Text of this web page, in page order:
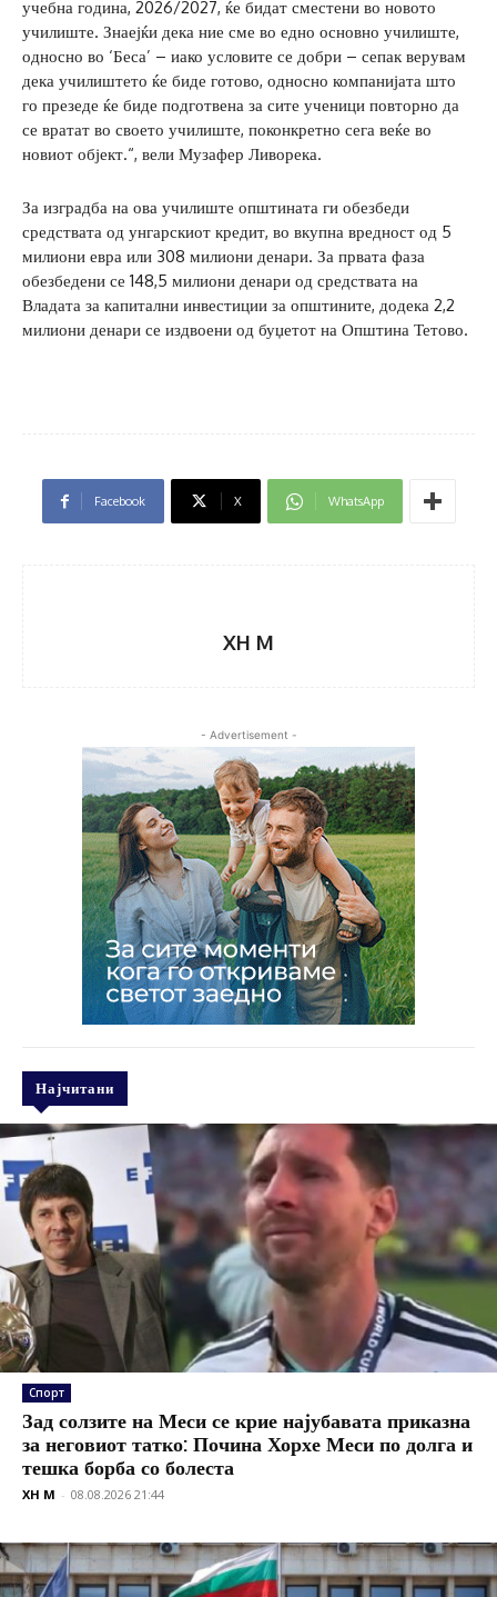
учебна година, 2026/2027, ќе бидат сместени во новото
училиште. Знаејќи дека ние сме во едно основно училиште,
односно во ‘Беса’ – иако условите се добри – сепак верувам
дека училиштето ќе биде готово, односно компанијата што
го презеде ќе биде подготвена за сите ученици повторно да
се вратат во своето училиште, поконкретно сега веќе во
новиот објект.“, вели Музафер Ливорека.
За изградба на ова училиште општината ги обезбеди
средствата од унгарскиот кредит, во вкупна вредност од 5
милиони евра или 308 милиони денари. За првата фаза
обезбедени се 148,5 милиони денари од средствата на
Владата за капитални инвестиции за општините, додека 2,2
милиони денари се издвоени од буџетот на Општина Тетово.
Facebook X WhatsApp
XH M
- Advertisement -
Најчитани
Спорт
Зад солзите на Меси се крие најубавата приказна
за неговиот татко: Почина Хорхе Меси по долга и
тешка борба со болеста
XH M - 08.08.2026 21:44